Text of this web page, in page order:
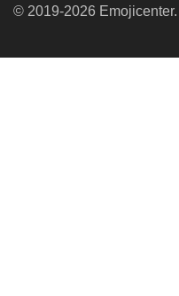
© 2019-2026